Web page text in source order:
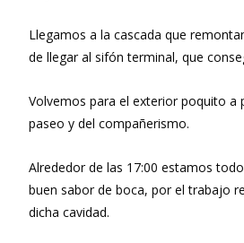
Llegamos a la cascada que
de llegar al sifón terminal, que
Volvemos para el exterior poquito a
paseo y del compañerismo.
Alrededor de las 17:00 estamos
buen sabor de boca, por el trabajo
dicha cavidad.